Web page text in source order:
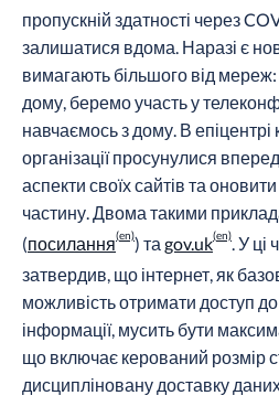
пропускній здатності через
залишатися вдома. Наразі є
вимагають більшого від
дому, беремо участь у
навчаємось з дому. В епіцентрі
організації просунулися
аспекти своїх сайтів та
частину. Двома такими
(посилання ) та gov.uk
. У
затвердив, що інтернет, як
можливість отримати доступ
інформації, мусить бути
що включає керований розмір
дисципліновану доставку